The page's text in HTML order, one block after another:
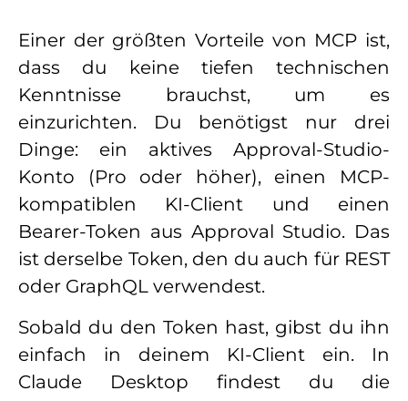
Einer der größten Vorteile von MCP ist,
dass du keine tiefen technischen
Kenntnisse brauchst, um es
einzurichten. Du benötigst nur drei
Dinge: ein aktives Approval-Studio-
Konto (Pro oder höher), einen MCP-
kompatiblen KI-Client und einen
Bearer-Token aus Approval Studio. Das
ist derselbe Token, den du auch für REST
oder GraphQL verwendest.
Sobald du den Token hast, gibst du ihn
einfach in deinem KI-Client ein. In
Claude Desktop findest du die